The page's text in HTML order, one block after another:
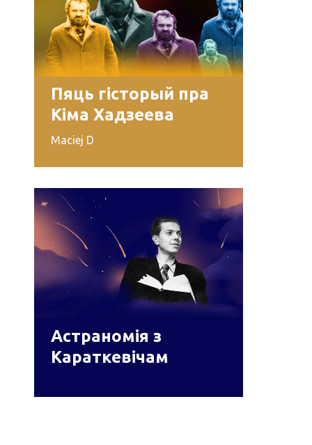
Пяць гісторый пра
Кіма Хадзеева
Maciej D
Астраномія з
Караткевічам